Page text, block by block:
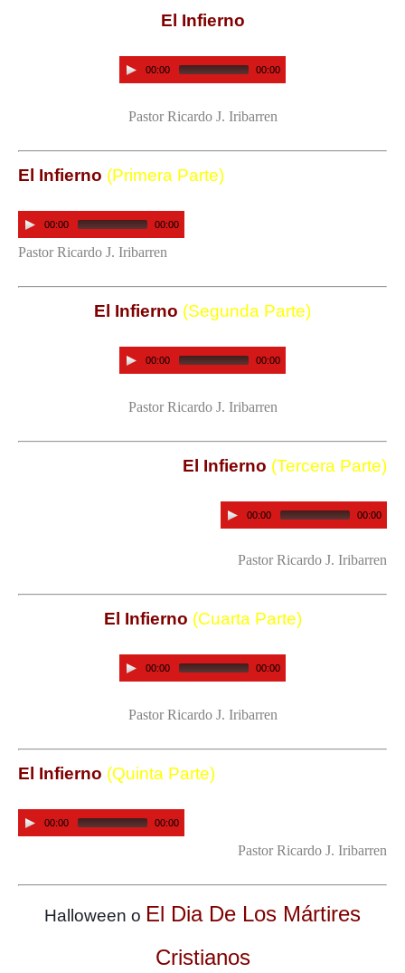
El Infierno
00:00 00:00
Pastor Ricardo J. Iribarren
El Infierno (Primera Parte)
00:00 00:00
Pastor Ricardo J. Iribarren
El Infierno (Segunda Parte)
00:00 00:00
Pastor Ricardo J. Iribarren
El Infierno (Tercera Parte)
00:00 00:00
Pastor Ricardo J. Iribarren
El Infierno (Cuarta Parte)
00:00 00:00
Pastor Ricardo J. Iribarren
El Infierno (Quinta Parte)
00:00 00:00
Pastor Ricardo J. Iribarren
Halloween o El Dia De Los Mártires
Cristianos